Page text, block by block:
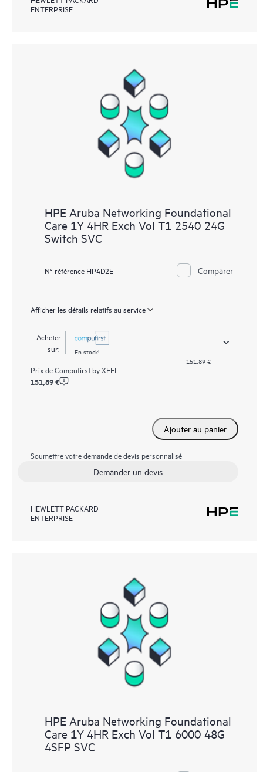
ENTERPRISE
HPE Aruba Networking Foundational
Care 1Y 4HR Exch Vol T1 2540 24G
Switch SVC
N° référence HP4D2E Comparer
Afficher les détails relatifs au service
Acheter
sur:
En stock!
151,89 €
Prix deCompufirst by XEFI
151,89 €
Ajouter au panier
Soumettre votre demande de devis personnalisé
Demander un devis
HEWLETT PACKARD
ENTERPRISE
HPE Aruba Networking Foundational
Care 1Y 4HR Exch Vol T1 6000 48G
4SFP SVC